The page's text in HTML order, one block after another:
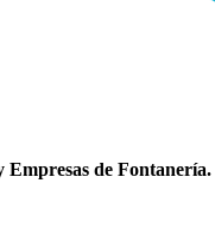
de Fontanería.